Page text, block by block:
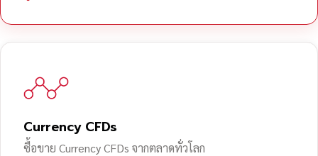
Currency CFDs
ซื้อขาย Currency CFDs จากตลาดทั่วโลก